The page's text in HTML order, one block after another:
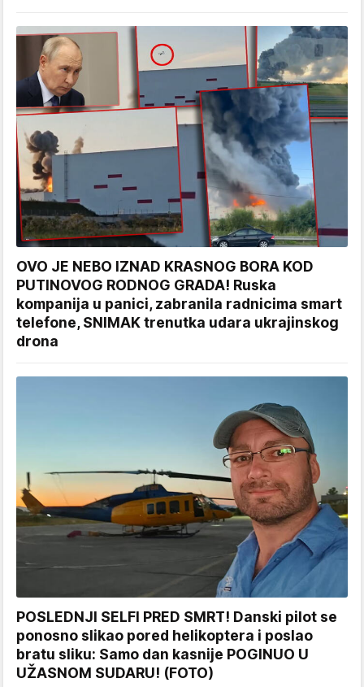
OVO JE NEBO IZNAD KRASNOG BORA KOD
PUTINOVOG RODNOG GRADA! Ruska
kompanija u panici, zabranila radnicima smart
telefone, SNIMAK trenutka udara ukrajinskog
drona
POSLEDNJI SELFI PRED SMRT! Danski pilot se
ponosno slikao pored helikoptera i poslao
bratu sliku: Samo dan kasnije POGINUO U
UŽASNOM SUDARU! (FOTO)